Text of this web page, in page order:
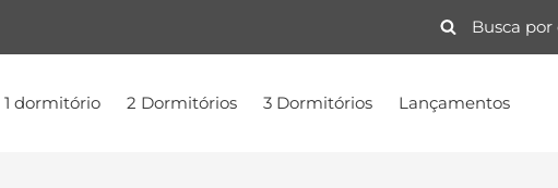
1 dormitório 2 Dormitórios 3 Dormitórios Lançamentos